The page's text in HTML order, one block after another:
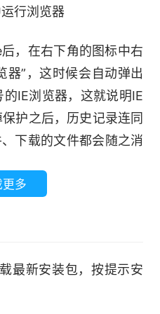
行浏览器
在右下角的图标中右
”，这时候会自动弹出
IE浏览器，这就说明IE
护之后，历史记录连同
下载的文件都会随之消
能对第一个IE浏览器
上Sandboxie的保护IE
多
新安装包，按提示安